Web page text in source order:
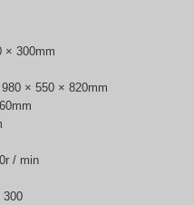
× 300mm
× 550 × 820mm
/ min
300